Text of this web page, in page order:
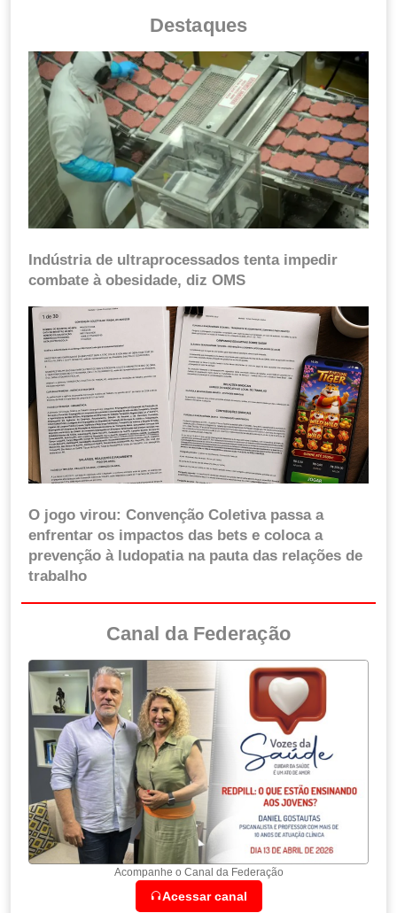
Destaques
Indústria de ultraprocessados tenta impedir
combate à obesidade, diz OMS
O jogo virou: Convenção Coletiva passa a
enfrentar os impactos das bets e coloca a
prevenção à ludopatia na pauta das relações de
trabalho
Canal da Federação
Acompanhe o Canal da Federação
Acessar canal